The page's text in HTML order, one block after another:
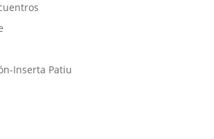
Inserta Patiu